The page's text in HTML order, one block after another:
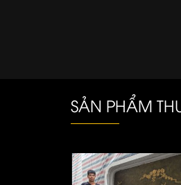
SẢN PHẨM